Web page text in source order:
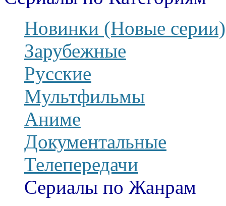
Новинки (Новые серии)
Зарубежные
Русские
Мультфильмы
Аниме
Документальные
Телепередачи
Сериалы по Жанрам